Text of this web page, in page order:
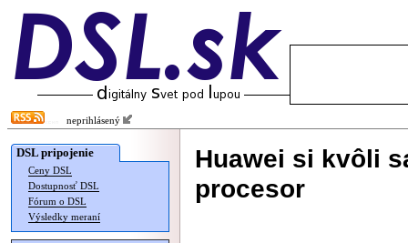
neprihlásený
DSL pripojenie
Ceny DSL
Dostupnosť DSL
Fórum o DSL
Výsledky meraní
Huawei si kvôli
procesor